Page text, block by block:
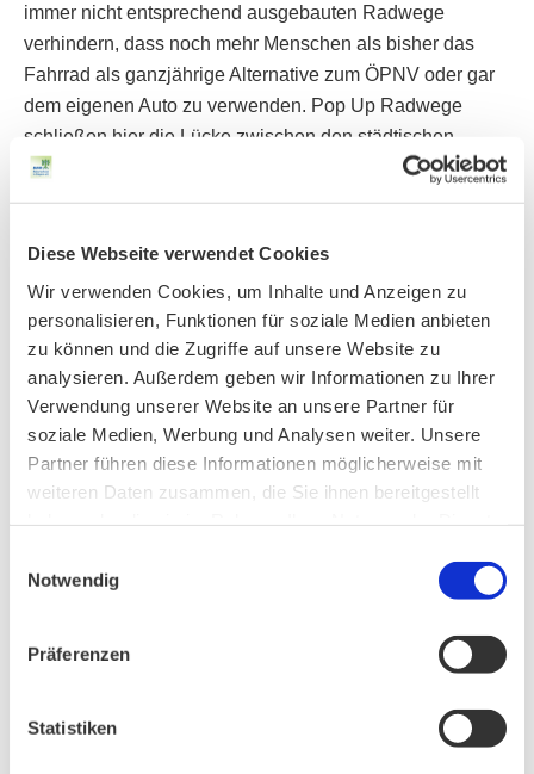
Diese Webseite verwendet Cookies
Wir verwenden Cookies, um Inhalte und Anzeigen zu
personalisieren, Funktionen für soziale Medien anbieten
zu können und die Zugriffe auf unsere Website zu
analysieren. Außerdem geben wir Informationen zu Ihrer
Verwendung unserer Website an unsere Partner für
soziale Medien, Werbung und Analysen weiter. Unsere
Partner führen diese Informationen möglicherweise mit
weiteren Daten zusammen, die Sie ihnen bereitgestellt
Notwendig
Präferenzen
Statistiken
immer nicht entsprechend ausgebauten Radwege
verhindern, dass noch mehr Menschen als bisher das
Fahrrad als ganzjährige Alternative zum ÖPNV oder gar
dem eigenen Auto zu verwenden. Pop Up Radwege
schließen hier die Lücke zwischen den städtischen
Beschlüssen für einen sicheren Radverkehr und der
hinterherhinkenden Umsetzung.